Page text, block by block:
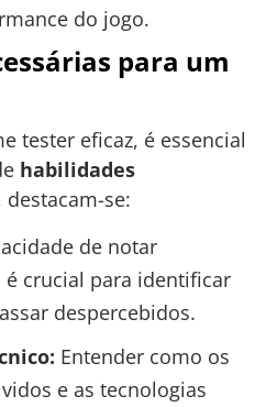
do jogo.
para um
tester eficaz, é essencial
habilidades
destacam-se:
de notar
crucial para identificar
despercebidos.
Entender como os
e as tecnologias